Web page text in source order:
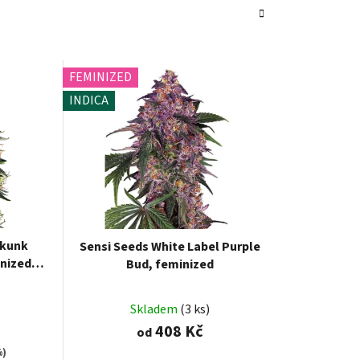
FEMINIZED
INDICA
Sensi Seeds White Label Purple
Bud, feminized
Skladem (3 ks)
od408 Kč